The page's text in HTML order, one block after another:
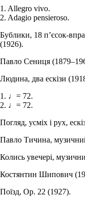
1. Allegro vivo.
2. Adagio pensieroso.
Бублики, 18 п’єсок-
(1926).
Павло Сениця
Людина, два ескізи
1. ♩= 72.
2. ♩= 72.
Погляд, усміх і рух,
Павло Тичина,
Колись увечері,
Костянтин Шипович
Поїзд, Op. 22 (1927).